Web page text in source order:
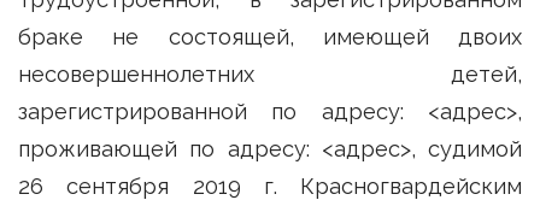
браке не состоящей, имеющей двоих
несовершеннолетних детей,
зарегистрированной по адресу: <адрес>,
проживающей по адресу: <адрес>, судимой
26 сентября 2019 г. Красногвардейским